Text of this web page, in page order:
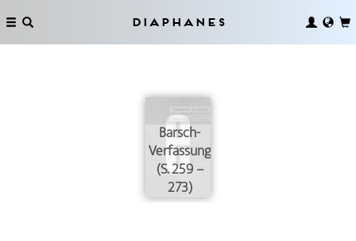
Diaphanes
Barsch-
Verfassungen
(S. 259 –
273)